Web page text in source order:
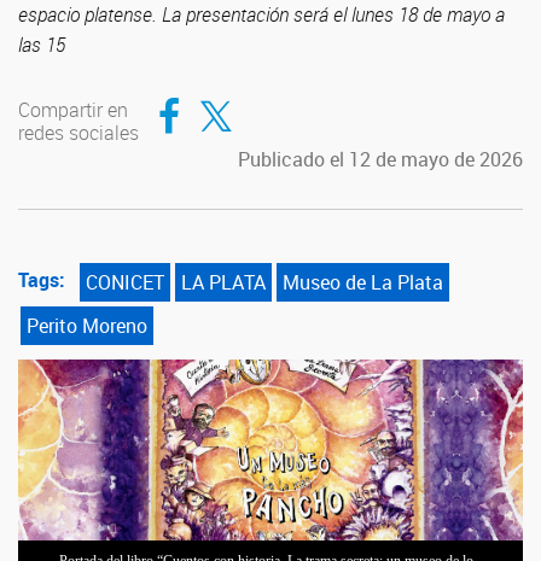
espacio platense. La presentación será el lunes 18 de mayo a
las 15
Compartir en
redes sociales
Compartir en Facebook
Compartir en Twitter
Publicado el 12 de mayo de 2026
Tags: CONICET LA PLATA
Museo de La Plata
Perito Moreno